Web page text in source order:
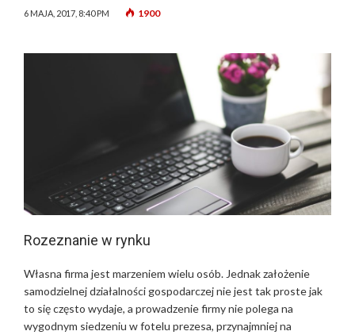
6 MAJA, 2017, 8:40 PM 1900
Rozeznanie w rynku
Własna firma jest marzeniem wielu osób. Jednak założenie
samodzielnej działalności gospodarczej nie jest tak proste jak
to się często wydaje, a prowadzenie firmy nie polega na
wygodnym siedzeniu w fotelu prezesa, przynajmniej na